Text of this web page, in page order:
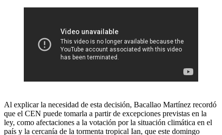
Al explicar la necesidad de esta decisión, Bacallao Martínez recordó
que el CEN puede tomarla a partir de excepciones previstas en la
ley, como afectaciones a la votación por la situación climática en el
país y la cercanía de la tormenta tropical Ian, que este domingo